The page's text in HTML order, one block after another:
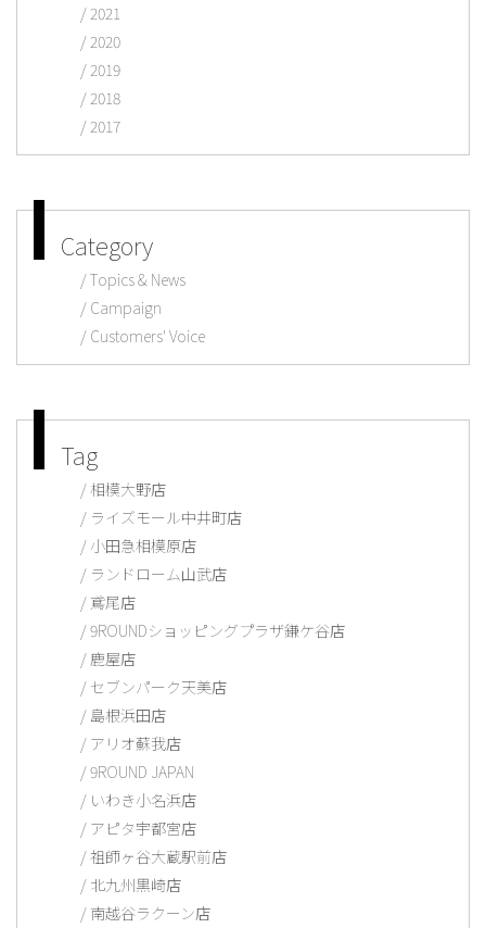
2021
2020
2019
2018
2017
Category
Topics & News
Campaign
Customers' Voice
Tag
相模大野店
ライズモール中井町店
小田急相模原店
ランドローム山武店
鳶尾店
9ROUNDショッピングプラザ鎌ケ谷店
鹿屋店
セブンパーク天美店
島根浜田店
アリオ蘇我店
9ROUND JAPAN
いわき小名浜店
アピタ宇都宮店
祖師ヶ谷大蔵駅前店
北九州黒崎店
南越谷ラクーン店